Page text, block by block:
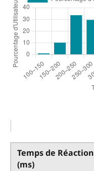
Temps de Réaction
(ms)